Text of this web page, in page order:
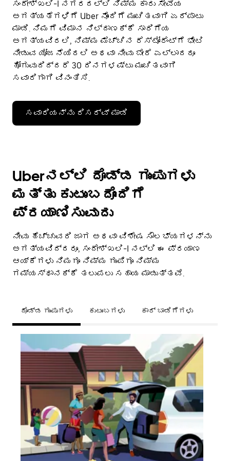
ಸಂದೇಶ್‌ಖಲಿ-I ನಗರದಲ್ಲಿ ನಿಮ್ಮ ಕಾರು ಸೇವೆಯ
ಅಗತ್ಯತೆಗಳಿಗೆ Uber ನೊಂದಿಗೆ ಮುಂಚಿತವಾಗಿ ಏರ್ಪಾಟು
ಮಾಡಿ. ನಿಮಗೆ ವಿಮಾನ ನಿಲ್ದಾಣಕ್ಕೆ ಸಾರಿಗೆಯ
ಅಗತ್ಯವಿರಲಿ, ನಿಮ್ಮ ಮೆಚ್ಚಿನ ರೆಸ್ಟೋರೆಂಟ್‌ಗೆ ಭೇಟಿ
ನೀಡುವ ಯೋಜನೆಯಿರಲಿ ಅಥವಾ ನೀವು ಬೇರೆ ಎಲ್ಲಾದರೂ
ಹೋಗುವುದಿದ್ದರೆ 30 ದಿನಗಳಷ್ಟು ಮುಂಚಿತವಾಗಿ
ಸವಾರಿಗಾಗಿ ವಿನಂತಿಸಿ.
ಸವಾರಿಯನ್ನು ರಿಸರ್ವ್ ಮಾಡಿ
Uberನಲ್ಲಿ ದೊಡ್ಡ ಗುಂಪುಗಳು
ಮತ್ತು ಕುಟುಂಬದೊಂದಿಗೆ
ಪ್ರಯಾಣಿಸುವುದು
ನೀವು ಹೆಚ್ಚುವರಿ ಜಾಗ ಅಥವಾ ವಿಶೇಷ ಸೌಲಭ್ಯಗಳನ್ನು
ಅಗತ್ಯವಿದ್ದರೂ, ಸಂದೇಶ್‌ಖಲಿ-I ನಲ್ಲಿ ಈ ಪ್ರಯಾಣ
ಆಯ್ಕೆಗಳು ನಿಮಗೂ ನಿಮ್ಮ ಗುಂಪಿಗೂ ನಿಮ್ಮ
ಗಮ್ಯಸ್ಥಾನಕ್ಕೆ ತಲುಪಲು ಸಹಾಯ ಮಾಡುತ್ತವೆ.
ದೊಡ್ಡ ಗುಂಪುಗಳು ಕುಟುಂಬಗಳು ಕಾರ್ ಬಾಡಿಗೆಗಳು